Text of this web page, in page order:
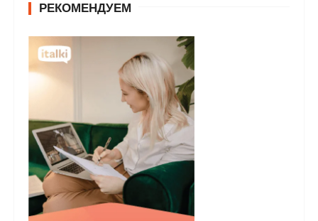
РЕКОМЕНДУЕМ